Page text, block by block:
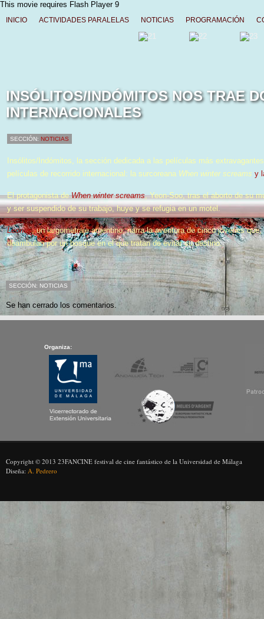
This movie requires Flash Player 9
INICIO ACTIVIDADES PARALELAS NOTICIAS PROGRAMACIÓN
INSÓLITOS/INDÓMITOS NOS TRAE
INTERNACIONALES
SECCIÓN: NOTICIAS
Insólitos/Indómitos, la sección dedicada a las películas más
películas de recorrido internacional: la surcoreana When winter screams y
El protagonista deWhen winter screams, Yeon-Soo, tras el aborto de su
y ser suspendido de su trabajo, huye y se refugia en un motel.
Leones, un largometraje argentino, narra la aventura de cinco jóvenes
deambulan por un bosque en el que tratan de evitar su destino.
SECCIÓN: NOTICIAS
Se han cerrado los comentarios.
Organiza:
Copyright © 2013 23FANCINE festival de cine fantástico de la Universidad de Málaga
Diseña: A. Pedrero